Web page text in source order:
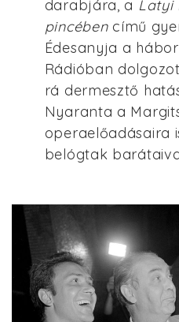
darabjára, a Latyi
pincébencímű
Édesanyja a
Rádióban
rá dermesztő
Nyaranta a
operaelőadásaira
belógtak